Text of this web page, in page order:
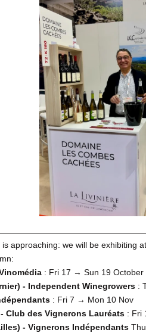
approaching: we will be exhibiting
: Fri 17 → Sun 19 October
- Independent Winegrowers :
: Fri 7 → Mon 10 Nov
Club des Vignerons Lauréats : Fri
- Vignerons Indépendants